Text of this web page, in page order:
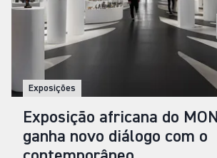
Exposições
Exposição africana do MON
ganha novo diálogo com o